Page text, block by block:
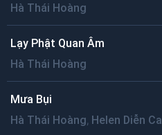
Hà Thái Hoàng
Lạy Phật Quan Âm
Hà Thái Hoàng
Mưa Bụi
Hà Thái Hoàng, Helen Diễn Ca